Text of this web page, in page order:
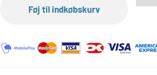
Føj til indkøbskurv